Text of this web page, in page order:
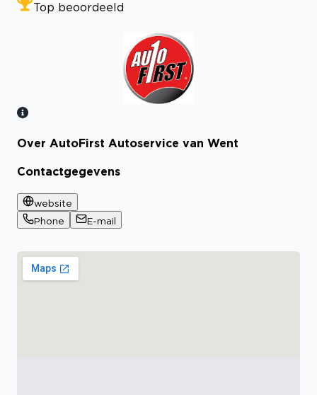
Top beoordeeld
Bekijk certificaat
Over AutoFirst Autoservice van Went
Contactgegevens
website
Phone
E-mail